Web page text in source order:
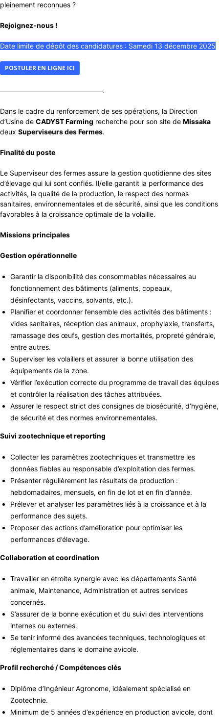
pleinement reconnues ?
Rejoignez-nous !
Date limite de dépôt des candidatures : Samedi 13 décembre 2025
POSTULER EN LIGNE ICI
———————————————.
Dans le cadre du renforcement de ses opérations, la Direction
d’Usine de CADYST Farming recherche pour son site de Missaka
deux Superviseurs des Fermes.
Finalité du poste
Le Superviseur des fermes assure la gestion quotidienne des sites
d’élevage qui lui sont confiés. Il/elle garantit la performance des
activités, la qualité de la production, le respect des normes
sanitaires, environnementales et de sécurité, ainsi que les conditions
favorables à la croissance optimale de la volaille.
Missions principales
Gestion opérationnelle
Garantir la disponibilité des consommables nécessaires au
fonctionnement des bâtiments (aliments, copeaux,
désinfectants, vaccins, solvants, etc.).
Planifier et coordonner l’ensemble des activités des bâtiments :
vides sanitaires, réception des animaux, prophylaxie, transferts,
ramassage des œufs, gestion des mortalités, propreté générale,
entre autres.
Superviser les volaillers et assurer la bonne utilisation des
équipements de la zone.
Vérifier l’exécution correcte du programme de travail des équipes
et contrôler la réalisation des tâches attribuées.
Assurer le respect strict des consignes de biosécurité, d’hygiène,
de sécurité et des normes environnementales.
Suivi zootechnique et reporting
Collecter les paramètres zootechniques et transmettre les
données fiables au responsable d’exploitation des fermes.
Présenter régulièrement les résultats de production :
hebdomadaires, mensuels, en fin de lot et en fin d’année.
Prélever et analyser les paramètres liés à la croissance et à la
performance des sujets.
Proposer des actions d’amélioration pour optimiser les
performances d’élevage.
Collaboration et coordination
Travailler en étroite synergie avec les départements Santé
animale, Maintenance, Administration et autres services
concernés.
S’assurer de la bonne exécution et du suivi des interventions
internes ou externes.
Se tenir informé des avancées techniques, technologiques et
réglementaires dans le domaine avicole.
Profil recherché / Compétences clés
Diplôme d’Ingénieur Agronome, idéalement spécialisé en
Zootechnie.
Minimum de 5 années d’expérience en production avicole, dont